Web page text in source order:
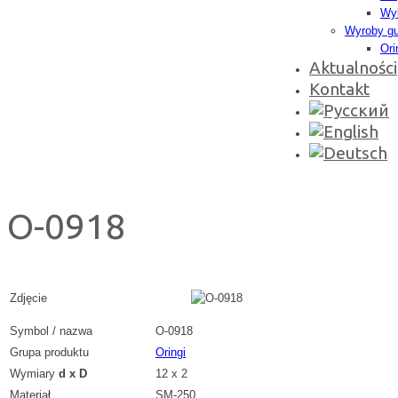
Wyroby
Aktualności
Kontakt
O-0918
Zdjęcie
Symbol / nazwa
O-0918
Grupa produktu
Oringi
Wymiary d x D
12 x 2
Materiał
SM-250